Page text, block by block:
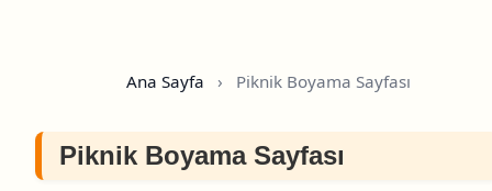
Ana Sayfa › Piknik Boyama Sayfası
Piknik Boyama Sayfası